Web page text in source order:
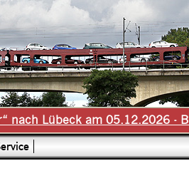
nach Lübeck am 05.12.2026 -